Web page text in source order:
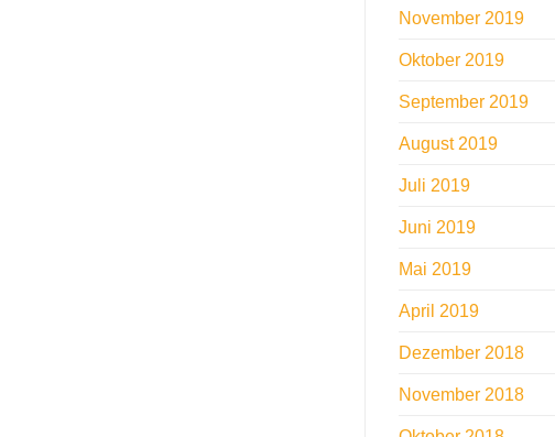
November 2019
Oktober 2019
September 2019
August 2019
Juli 2019
Juni 2019
Mai 2019
April 2019
Dezember 2018
November 2018